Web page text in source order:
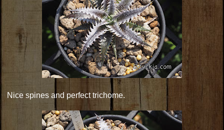
Nice spines and perfect trichome.